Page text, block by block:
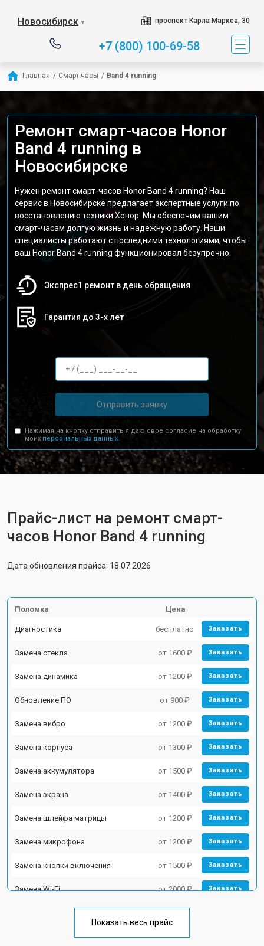
Новосибирск ▼ проспект Карла Маркса, 30
+7 (800) 100-69-58
Главная / Смарт-часы / Band 4 running
Ремонт смарт-часов Honor
Band 4 running в
Новосибирске
Нужен ремонт смарт-часов Honor Band 4 running? Наш
сервис в Новосибирске предлагает экспертные услуги по
восстановлению техники Хонор. Мы обеспечим вашим
смарт-часам долгую жизнь и надежную работу. Наши
специалисты работают с последними технологиями, чтобы
ваш Honor Band 4 running функционировал безупречно.
Экспрес1 ремонт в день обращения
Гарантия до 3-х лет
Отправить заявку
Нажимая на кнопку отправить я даю свое согласие на обработку
моих персональных данных.
Прайс-лист на ремонт смарт-
часов Honor Band 4 running
Дата обновления прайса: 18.07.2026
Поломка Цена
Диагностика бесплатно Заказать
Замена стекла от 1600 ₽ Заказать
Замена динамика от 1200 ₽ Заказать
Обновление ПО от 900 ₽ Заказать
Замена вибро от 1200 ₽ Заказать
Замена корпуса от 1300 ₽ Заказать
Замена аккумулятора от 1500 ₽ Заказать
Замена экрана от 1400 ₽ Заказать
Замена шлейфа матрицы от 1200 ₽ Заказать
Замена микрофона от 1200 ₽ Заказать
Замена кнопки включения от 1500 ₽ Заказать
Замена Wi-Fi от 2000 ₽ Заказать
Показать весь прайс